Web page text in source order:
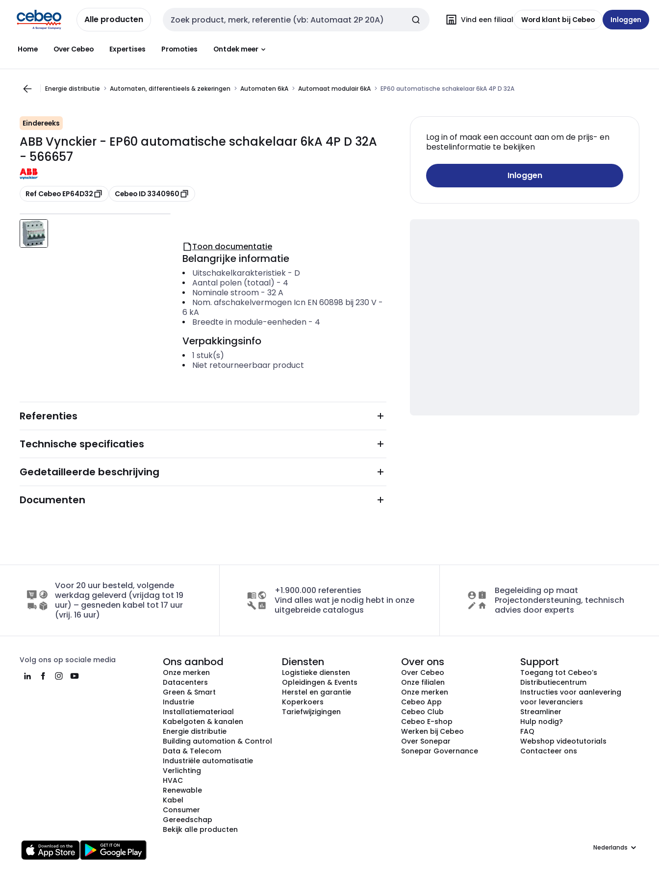
naar
navigatie
naar
inhoud
Alle producten Zoekveld invoer Vind een filiaal Word klant bij Cebeo Inloggen
Home Over Cebeo Expertises Promoties Ontdek meer
Energie distributie Automaten, differentieels & zekeringen Automaten 6kA Automaat modulair 6kA EP60 automatische schakelaar 6kA 4P D 32A
Eindereeks
ABB Vynckier - EP60 automatische schakelaar 6kA 4P D 32A
- 566657
Kopiëren
Ref Cebeo EP64D32 Kopiëren
Cebeo ID 3340960
Log in of maak een account aan om de prijs- en
bestelinformatie te bekijken
Inloggen
Toon documentatie
Belangrijke informatie
Uitschakelkarakteristiek- D
Aantal polen (totaal) - 4
Nominale stroom- 32A
Nom. afschakelvermogen Icn EN 60898 bij 230 V-
6 kA
Breedte in module-eenheden- 4
Verpakkingsinfo
1 stuk(s)
Niet retourneerbaar product
Referenties
Technische specificaties
Gedetailleerde beschrijving
Documenten
Voor 20 uur besteld, volgende
werkdag geleverd (vrijdag tot 19
uur) – gesneden kabel tot 17 uur
(vrij. 16 uur)
+1.900.000 referenties
Vind alles wat je nodig hebt in onze
uitgebreide catalogus
Begeleiding op maat
Projectondersteuning, technisch
advies door experts
Volg ons op sociale media Ons aanbod
Onze merken
Datacenters
Green & Smart
Industrie
Installatiemateriaal
Kabelgoten & kanalen
Energie distributie
Building automation & Control
Data & Telecom
Industriële automatisatie
Verlichting
HVAC
Renewable
Kabel
Consumer
Gereedschap
Bekijk alle producten
Diensten
Logistieke diensten
Opleidingen & Events
Herstel en garantie
Koperkoers
Tariefwijzigingen
Over ons
Over Cebeo
Onze filialen
Onze merken
Cebeo App
Cebeo Club
Cebeo E-shop
Werken bij Cebeo
Over Sonepar
Sonepar Governance
Support
Toegang tot Cebeo’s
Distributiecentrum
Instructies voor aanlevering
voor leveranciers
Streamliner
Hulp nodig?
FAQ
Webshop videotutorials
Contacteer ons
Taal